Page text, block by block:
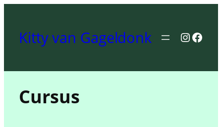
content
Kitty van Gageldonk
Cursus